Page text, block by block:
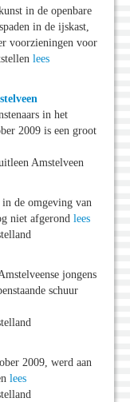
in de openbare
in de ijskast,
voorzieningen voor
lees
in het
2009 is een groot
Amstelveen
de omgeving van
niet afgerond lees
jongens
schuur
2009, werd aan
lees